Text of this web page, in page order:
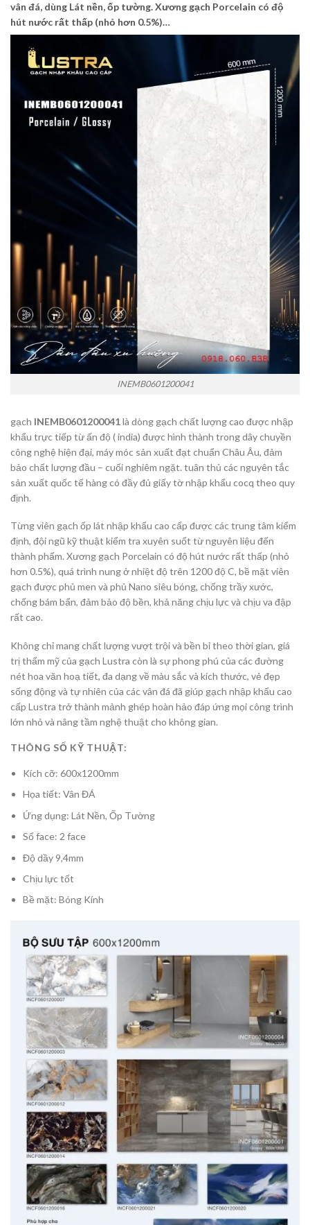
vân đá, dùng Lát nền, ốp tường. Xương gạch Porcelain có độ
hút nước rất thấp (nhỏ hơn 0.5%)…
INEMB0601200041
gạch INEMB0601200041là dòng gạch chất lượng cao được nhập
khẩu trực tiếp từ ấn độ ( india) được hình thành trong dây chuyền
công nghệ hiện đại, máy móc sản xuất đạt chuẩn Châu Âu, đảm
bảo chất lượng đầu – cuối nghiêm ngặt. tuân thủ các nguyên tắc
sản xuất quốc tế hàng có đầy đủ giấy tờ nhập khẩu cocq theo quy
định.
Từng viên gạch ốp lát nhập khẩu cao cấp được các trung tâm kiểm
định, đội ngũ kỹ thuật kiểm tra xuyên suốt từ nguyên liệu đến
thành phẩm. Xương gạch Porcelain có độ hút nước rất thấp (nhỏ
hơn 0.5%), quá trình nung ở nhiệt độ trên 1200 độ C, bề mặt viên
gạch được phủ men và phủ Nano siêu bóng, chống trầy xước,
chống bám bẩn, đảm bảo độ bền, khả năng chịu lực và chịu va đập
rất cao.
Không chỉ mang chất lượng vượt trội và bền bỉ theo thời gian, giá
trị thẩm mỹ của gạch Lustra còn là sự phong phú của các đường
nét hoa văn hoạ tiết, đa dạng về màu sắc và kích thước, vẻ đẹp
sống động và tự nhiên của các vân đá đã giúp gạch nhập khẩu cao
cấp Lustra trở thành mảnh ghép hoàn hảo đáp ứng mọi công trình
lớn nhỏ và nâng tầm nghệ thuật cho không gian.
THÔNG SỐ KỸ THUẬT:
Kích cỡ: 600x1200mm
Họa tiết: Vân ĐÁ
Ứng dụng: Lát Nền, Ốp Tường
Số face: 2 face
Độ dầy 9,4mm
Chịu lực tốt
Bề mặt: Bóng Kính